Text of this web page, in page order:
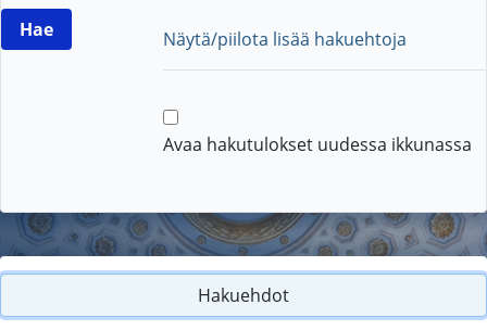
Näytä/piilota lisää hakuehtoja
Avaa hakutulokset uudessa ikkunassa
Hakuehdot